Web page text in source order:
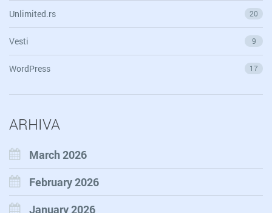
Unlimited.rs 20
Vesti 9
WordPress 17
ARHIVA
March 2026
February 2026
January 2026